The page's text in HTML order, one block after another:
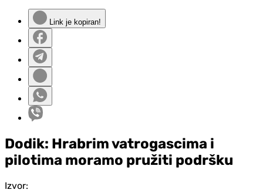
Link je kopiran!
Dodik: Hrabrim vatrogascima i
pilotima moramo pružiti podršku
Izvor: